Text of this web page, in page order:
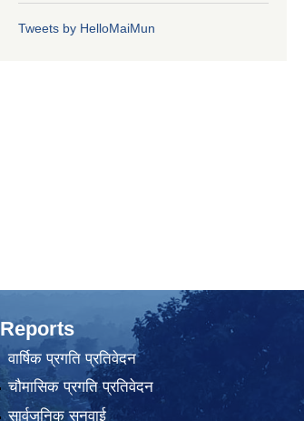
Tweets by HelloMaiMun
Reports
वार्षिक प्रगति प्रतिवेदन
चौमासिक प्रगति प्रतिवेदन
सार्वजनिक सुनुवाई